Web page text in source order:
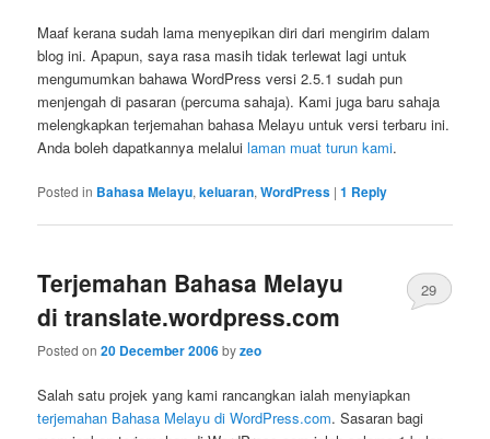
Maaf kerana sudah lama menyepikan diri dari mengirim dalam
blog ini. Apapun, saya rasa masih tidak terlewat lagi untuk
mengumumkan bahawa WordPress versi 2.5.1 sudah pun
menjengah di pasaran (percuma sahaja). Kami juga baru sahaja
melengkapkan terjemahan bahasa Melayu untuk versi terbaru ini.
Anda boleh dapatkannya melaluilaman muat turun kami.
Posted in Bahasa Melayu,keluaran,WordPress |1 Reply
Terjemahan Bahasa Melayu
di translate.wordpress.com
Posted on20 December 2006byzeo
29
Salah satu projek yang kami rancangkan ialah menyiapkan
terjemahan Bahasa Melayu di WordPress.com. Sasaran bagi